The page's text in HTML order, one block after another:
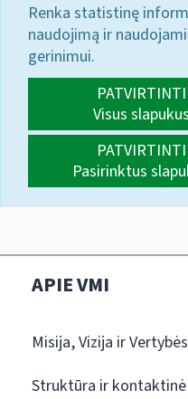
Renka statistinę
naudojimą ir
gerinimui.
PATVIRTINTI
Visus slapukus
PATVIRTINTI
Pasirinktus
APIE VMI
Misija, Vizija ir Vertybės
Struktūra ir